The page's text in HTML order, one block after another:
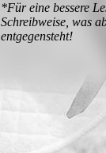
*Für eine bessere
Schreibweise, was
entgegensteht!